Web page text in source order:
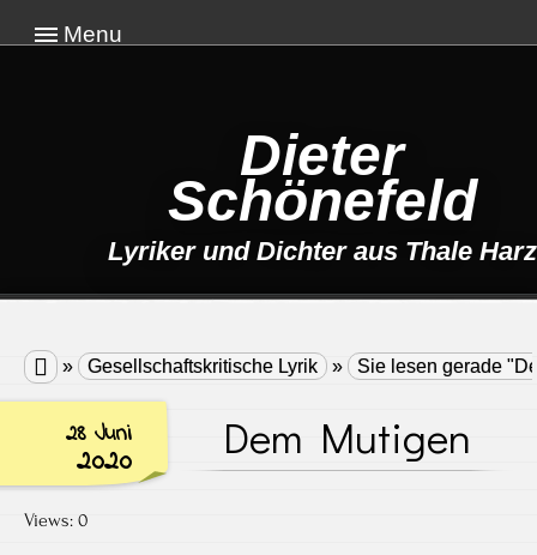
Menu
Dieter
Schönefeld
Lyriker und Dichter aus Thale Harz
 » Gesellschaftskritische Lyrik » Sie lesen gerade
28 Juni
2020 Dem Mutigen
Views: 0